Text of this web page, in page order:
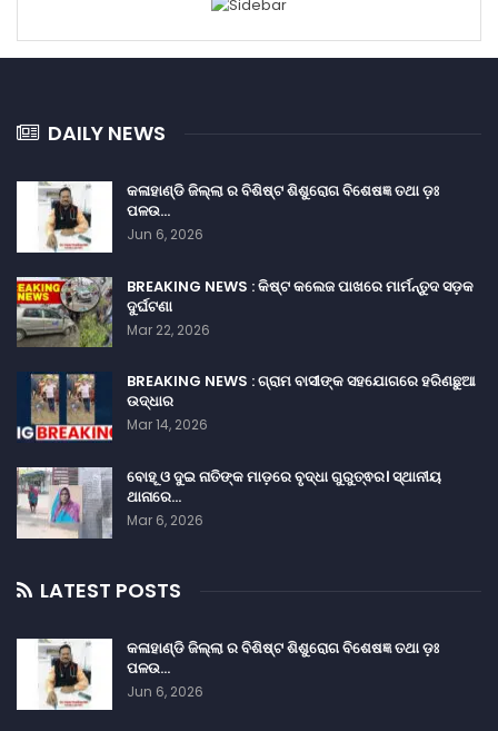
DAILY NEWS
କଳାହାଣ୍ଡି ଜିଲ୍ଲା ର ବିଶିଷ୍ଟ ଶିଶୁରୋଗ ବିଶେଷଜ୍ଞ ତଥା ଡ଼ଃ
ପଳଉ…
Jun 6, 2026
BREAKING NEWS : କିଷ୍ଟ କଲେଜ ପାଖରେ ମାର୍ମନ୍ତୁଦ ସଡ଼କ
ଦୁର୍ଘଟଣା
Mar 22, 2026
BREAKING NEWS : ଗ୍ରାମ ବାସୀଙ୍କ ସହଯୋଗରେ ହରିଣଛୁଆ
ଉଦ୍ଧାର
Mar 14, 2026
ବୋହୂ ଓ ଦୁଇ ନାତିଙ୍କ ମାଡ଼ରେ ବୃଦ୍ଧା ଗୁରୁତ୍ଵର। ସ୍ଥାନୀୟ
ଥାନାରେ…
Mar 6, 2026
LATEST POSTS
କଳାହାଣ୍ଡି ଜିଲ୍ଲା ର ବିଶିଷ୍ଟ ଶିଶୁରୋଗ ବିଶେଷଜ୍ଞ ତଥା ଡ଼ଃ
ପଳଉ…
Jun 6, 2026